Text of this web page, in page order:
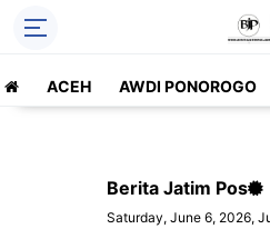
ACEH AWDI PONOROGO
Berita Jatim Pos
Saturday, June 6, 2026,